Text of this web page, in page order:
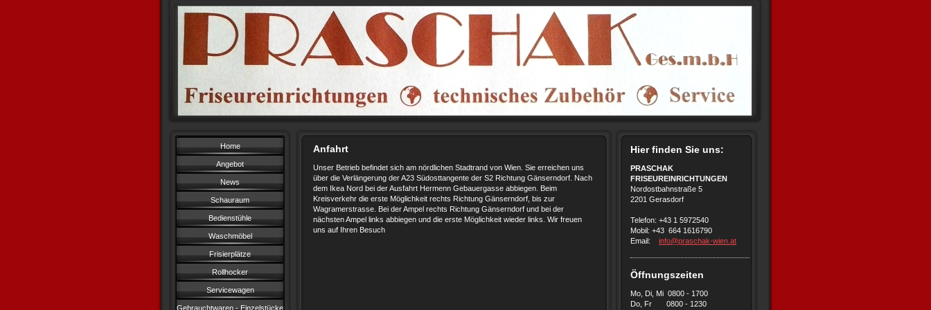
Home
Angebot
News
Schauraum
Bedienstühle
Waschmöbel
Frisierplätze
Rollhocker
Servicewagen
Gebrauchtwaren - Einzelstücke
Anfahrt
Unser Betrieb befindet sich am nördlichen Stadtrand von Wien. Sie erreichen uns
über die Verlängerung der A23 Südosttangente der S2 Richtung Gänserndorf. Nach
dem Ikea Nord bei der Ausfahrt Hermenn Gebauergasse abbiegen. Beim
Kreisverkehr die erste Möglichkeit rechts Richtung Gänserndorf, bis zur
Wagramerstrasse. Bei der Ampel rechts Richtung Gänserndorf und bei der
nächsten Ampel links abbiegen und die erste Möglichkeit wieder links. Wir freuen
uns auf Ihren Besuch
Hier finden Sie uns:
PRASCHAK
FRISEUREINRICHTUNGEN
Nordostbahnstraße 5
2201 Gerasdorf
Telefon: +43 1 5972540
Mobil: +43 664 1616790
Email: info@praschak-wien.at
Öffnungszeiten
Mo, Di, Mi 0800 - 1700
Do, Fr 0800 - 1230